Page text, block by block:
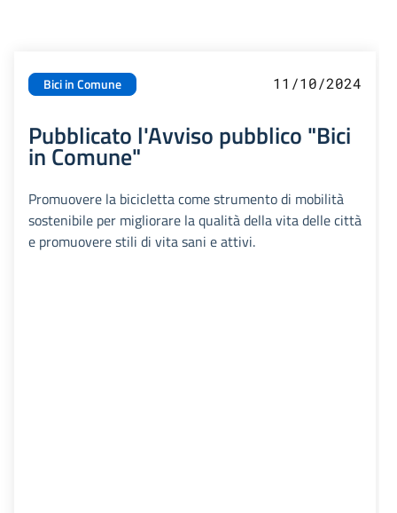
Bici in Comune 11/10/2024
Pubblicato l'Avviso pubblico "Bici
in Comune"
Promuovere la bicicletta come strumento di mobilità
sostenibile per migliorare la qualità della vita delle città
e promuovere stili di vita sani e attivi.